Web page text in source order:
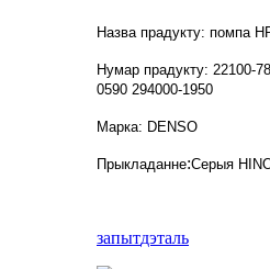
Назва прадукту: помпа
Нумар прадукту: 22100-
0590 294000-1950
Марка: DENSO
Прыкладанне:Серыя
запытдэталь